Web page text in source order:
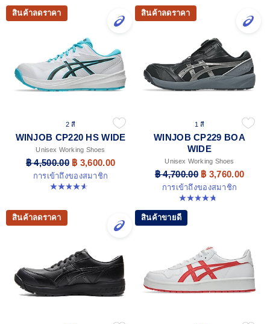
สินค้าลดราคา
2 สี
WINJOB CP220 HS WIDE
Unisex Working Shoes
฿ 4,500.00 ฿ 3,600.00
การเข้าถึงของสมาชิก
4.6 จาก 5 ดาว 77 รีวิว
สินค้าลดราคา
1 สี
WINJOB CP229 BOA
WIDE
Unisex Working Shoes
฿ 4,700.00 ฿ 3,760.00
การเข้าถึงของสมาชิก
4.8 จาก 5 ดาว 45 รีวิว
สินค้าลดราคา สินค้าขายดี